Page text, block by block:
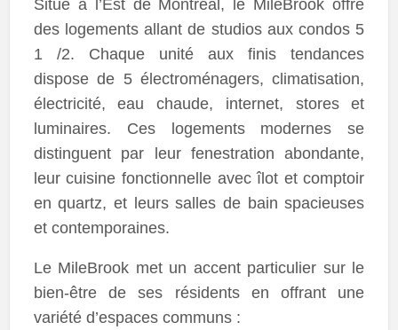
Situé à l’Est de Montréal, le MileBrook offre
des logements allant de studios aux condos 5
1 /2. Chaque unité aux finis tendances
dispose de 5 électroménagers, climatisation,
électricité, eau chaude, internet, stores et
luminaires. Ces logements modernes se
distinguent par leur fenestration abondante,
leur cuisine fonctionnelle avec îlot et comptoir
en quartz, et leurs salles de bain spacieuses
et contemporaines.
Le MileBrook met un accent particulier sur le
bien-être de ses résidents en offrant une
variété d’espaces communs :